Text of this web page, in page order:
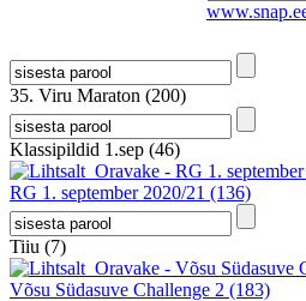
35. Viru Maraton (200)
Klassipildid 1.sep (46)
RG 1. september 2020/21 (136)
Tiiu (7)
Võsu Südasuve Challenge 2 (183)